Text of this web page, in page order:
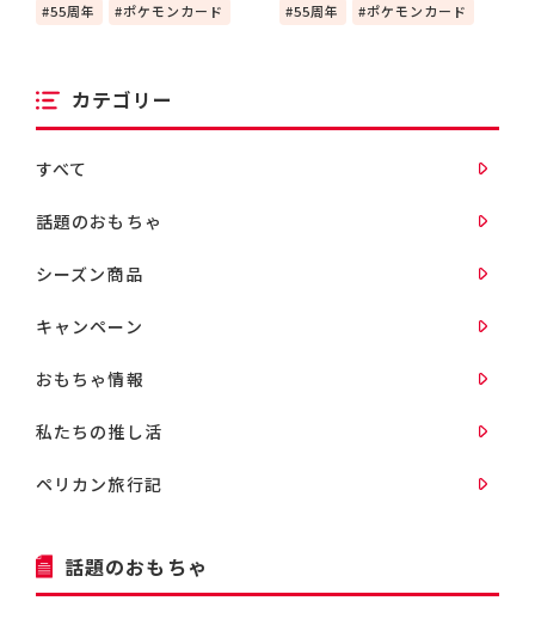
55周年
ポケモンカード
55周年
ポケモンカード
カテゴリー
すべて
話題のおもちゃ
シーズン商品
キャンペーン
おもちゃ情報
私たちの推し活
ペリカン旅行記
話題のおもちゃ